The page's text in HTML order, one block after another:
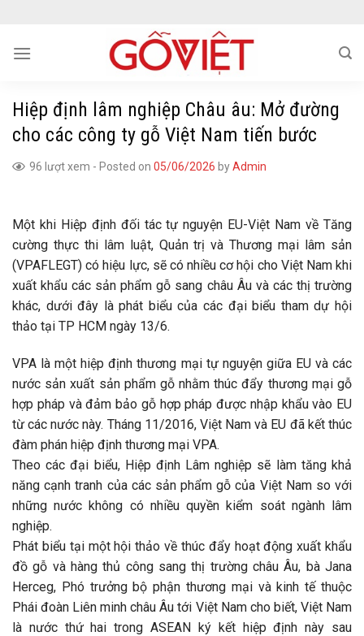
content
Hiệp định lâm nghiệp Châu âu: Mở đường
cho các công ty gỗ Việt Nam tiến bước
96 lượt xem - Posted on 05/06/2026 byAdmin
Một khi Hiệp định đối tác tự nguyện EU-Việt Nam về Tăng
cường thực thi lâm luật, Quản trị và Thương mại lâm sản
(VPAFLEGT) có hiệu lực, sẽ có nhiều cơ hội cho Việt Nam khi
xuất khẩu các sản phẩm gỗ sang châu Âu và các thị trường
khác, dưới đây là phát biểu của các đại biểu tham dự hội
thảo tại TP HCM ngày 13/6.
VPA là một hiệp định thương mại tự nguyện giữa EU và các
nước sản xuất sản phẩm gỗ nhằm thúc đẩy thương mại gỗ
hợp pháp và đảm bảo gỗ hợp pháp được nhập khẩu vào EU
từ các nước này. Tháng 11/2016, Việt Nam và EU đã kết thúc
đàm phán hiệp định thương mại VPA.
Theo các đại biểu, Hiệp định Lâm nghiệp sẽ làm tăng khả
năng cạnh tranh của các sản phẩm gỗ của Việt Nam so với
những nước không có nhiều quyền kiểm soát ngành lâm
nghiệp.
Phát biểu tại một hội thảo về thúc đẩy hoạt động xuất khẩu
đồ gỗ và hàng thủ công sang thị trường châu Âu, bà Jana
Herceg, Phó trưởng bộ phận thương mại và kinh tế thuộc
Phái đoàn Liên minh châu Âu tới Việt Nam cho biết, Việt Nam
là nước thứ hai trong ASEAN ký kết hiệp định này sau